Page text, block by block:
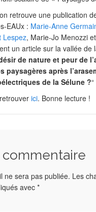
retrouve une publication
EAUx : Marie-Anne
Lespez, Marie-Jo Menozzi
un article sur la vallée de
de nature et peur de
paysagères après
de la Sélune ?“
ici. Bonne lecture !
commentaire
ne sera pas publiée. Les
avec *